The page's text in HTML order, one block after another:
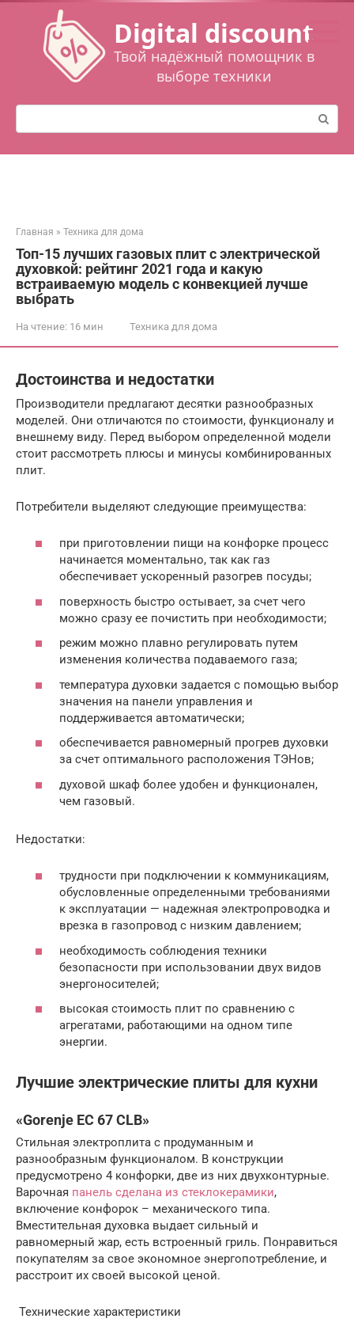
Перейти
контенту
Digital discount
Твой надёжный помощник в
выборе техники
Поиск:
Главная » Техника для дома
Топ-15 лучших газовых плит с электрической
духовкой: рейтинг 2021 года и какую
встраиваемую модель с конвекцией лучше
выбрать
На чтение: 16 мин Техника для дома
Достоинства и недостатки
Производители предлагают десятки разнообразных
моделей. Они отличаются по стоимости, функционалу и
внешнему виду. Перед выбором определенной модели
стоит рассмотреть плюсы и минусы комбинированных
плит.
Потребители выделяют следующие преимущества:
при приготовлении пищи на конфорке процесс
начинается моментально, так как газ
обеспечивает ускоренный разогрев посуды;
поверхность быстро остывает, за счет чего
можно сразу ее почистить при необходимости;
режим можно плавно регулировать путем
изменения количества подаваемого газа;
температура духовки задается с помощью выбор
значения на панели управления и
поддерживается автоматически;
обеспечивается равномерный прогрев духовки
за счет оптимального расположения ТЭНов;
духовой шкаф более удобен и функционален,
чем газовый.
Недостатки:
трудности при подключении к коммуникациям,
обусловленные определенными требованиями
к эксплуатации — надежная электропроводка и
врезка в газопровод с низким давлением;
необходимость соблюдения техники
безопасности при использовании двух видов
энергоносителей;
высокая стоимость плит по сравнению с
агрегатами, работающими на одном типе
энергии.
Лучшие электрические плиты для кухни
«Gorenje EC 67 CLB»
Стильная электроплита с продуманным и
разнообразным функционалом. В конструкции
предусмотрено 4 конфорки, две из них двухконтурные.
Варочная панель сделана из стеклокерамики,
включение конфорок – механического типа.
Вместительная духовка выдает сильный и
равномерный жар, есть встроенный гриль. Понравиться
покупателям за свое экономное энергопотребление, и
расстроит их своей высокой ценой.
Технические характеристики